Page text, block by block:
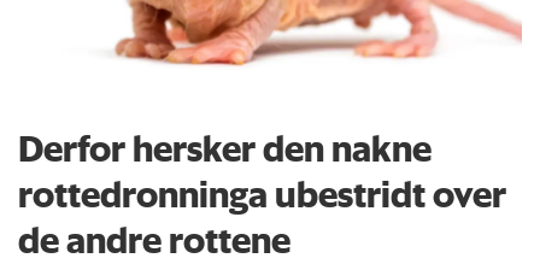
Derfor hersker den nakne
rottedronninga ubestridt over
de andre rottene